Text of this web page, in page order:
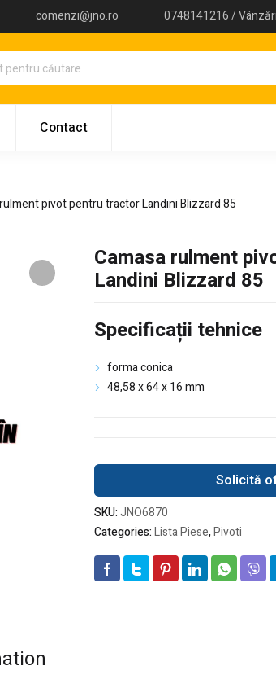
comenzi@jno.ro 0748141216 /
Contact
pivot pentru tractor Landini Blizzard 85
Camasa rulment
Landini Blizzard 85
Specificații tehnice
forma conica
48,58 x 64 x 16 mm
Solicită
SKU:JNO6870
Categories:Lista Piese,Pivoti